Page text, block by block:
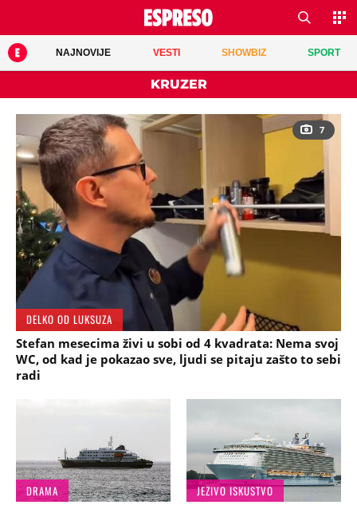
NAJNOVIJE VESTI SHOWBIZ SPORT
KRUZER
7
DELKO OD LUKSUZA
Stefan mesecima živi u sobi od 4 kvadrata: Nema svoj
WC, od kad je pokazao sve, ljudi se pitaju zašto to sebi
radi
DRAMA
JEZIVO ISKUSTVO